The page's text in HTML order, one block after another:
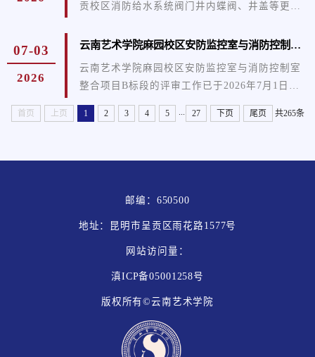
日历天，具体开工时间以甲方通知为准；项目地
点：云南艺术学院采购人指定地点；...
贡校区消防给水系统阀门井内蝶阀、井盖等更换
系统阀门井内蝶阀、井盖等并进行更换。具体规
及施工时间：1.设备交货：合同签订后5个工作日
07-03
2026
云南艺术学院麻园校区安防监控室与消防控制室整合项目B标段 成交公告
云南艺术学院麻园校区安防监控室与消防控制室
整合项目B标段的评审工作已于2026年7月1日
16:00完成，根据询价小组的评审和确认，现对成
交情况公布如下：供应商名称总价报价（元）云
院联 系 人：李老师联系电话：...
首页 上页 1 2 3 4 5 ... 27 下页 尾页 共265条
邮编：650500
地址：昆明市呈贡区雨花路1577号
网站访问量：
滇ICP备05001258号
版权所有©云南艺术学院